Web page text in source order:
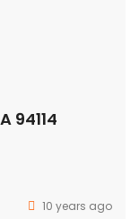
94114
10 years ago